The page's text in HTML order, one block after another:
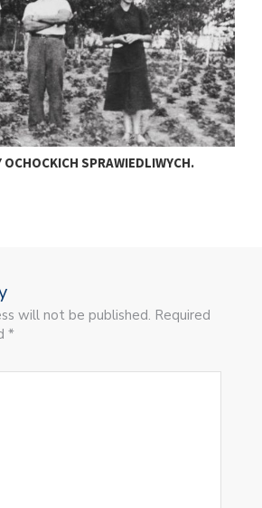
SPRAWIEDLIWYCH.
will not be published. Required
*